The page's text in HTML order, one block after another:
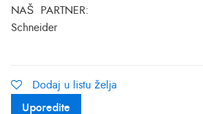
NAŠ PARTNER:
Schneider
Dodaj u listu želja
Uporedite